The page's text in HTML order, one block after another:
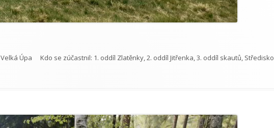
Velká Úpa Kdo se zúčastnil: 1. oddíl Zlatěnky, 2. oddíl Jitřenka, 3. oddíl skautů, Středisko